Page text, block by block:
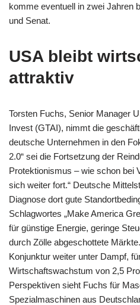
komme eventuell in zwei Jahren
und Senat.
USA bleibt
attraktiv
Torsten Fuchs, Senior Manager
Invest (GTAI), nimmt die
deutsche Unternehmen in den
2.0“ sei die Fortsetzung der
Protektionismus – wie schon bei
sich weiter fort.“ Deutsche
Diagnose dort gute
Schlagwortes „Make America
für günstige Energie, geringe
durch Zölle abgeschottete
Konjunktur weiter unter Dampf,
Wirtschaftswachstum von 2,5
Perspektiven sieht Fuchs für
Spezialmaschinen aus